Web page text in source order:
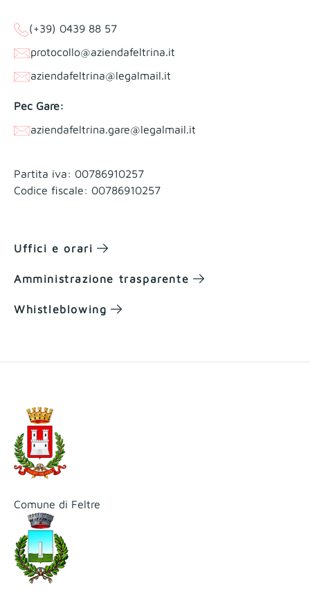
(+39) 0439 88 57
protocollo@aziendafeltrina.it
aziendafeltrina@legalmail.it
Pec Gare:
aziendafeltrina.gare@legalmail.it
Partita iva: 00786910257
Codice fiscale: 00786910257
Uffici e orari
Amministrazione trasparente
Whistleblowing
Comune di Feltre